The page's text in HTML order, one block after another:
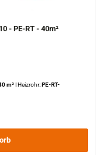
- PE-RT - 40m²
m²|Heizrohr:PE-RT-